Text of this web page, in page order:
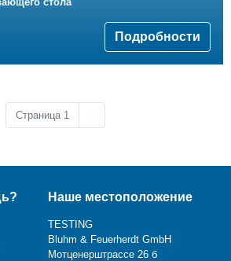
Подробности
Страница 1
Наше местоположение
TESTING
Bluhm & Feuerherdt GmbH
Мотценерштрассе 26 б